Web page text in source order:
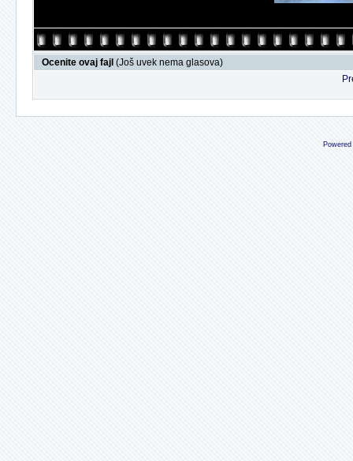
Ocenite ovaj fajl (Još uvek nema glasova)